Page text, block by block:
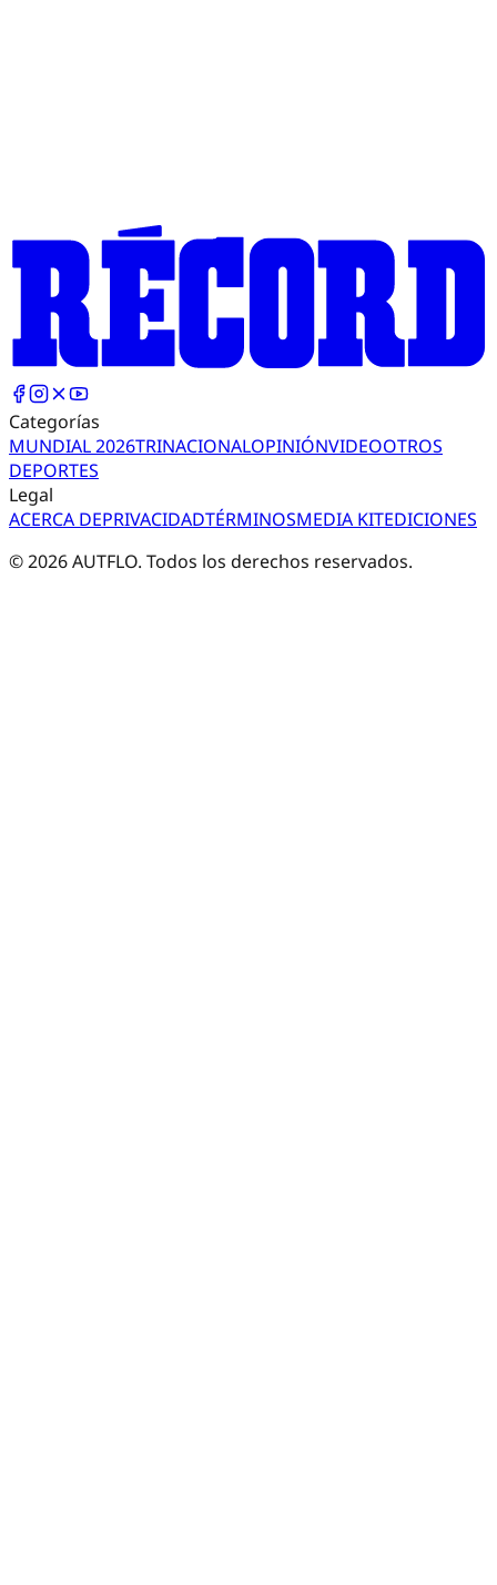
Categorías
MUNDIAL 2026TRINACIONALOPINIÓNVIDEOOTROS
DEPORTES
Legal
ACERCA DEPRIVACIDADTÉRMINOSMEDIA KITEDICIONES
©2026AUTFLO. Todos los derechos reservados.